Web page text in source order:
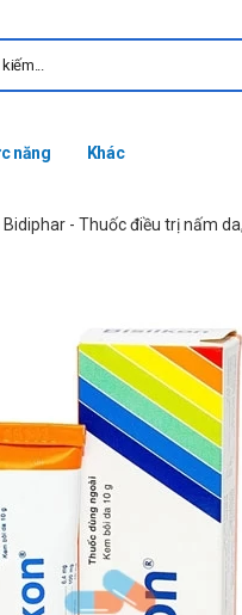
năng Khác
Bidiphar - Thuốc điều trị nấm